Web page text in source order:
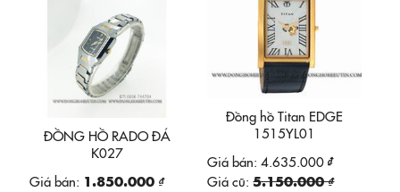
ĐỒNG HỒ RADO ĐÁ
K027
Giá bán: 1.850.000 ₫
Đồng hồ Titan EDGE
1515YL01
Giá bán: 4.635.000 ₫
Giá cũ: 5.150.000 ₫